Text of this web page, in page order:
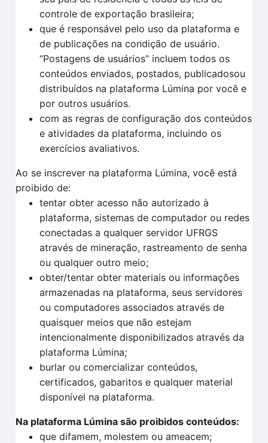
controle de exportação brasileira;
que é responsável pelo uso da plataforma e
de publicações na condição de usuário.
“Postagens de usuários” incluem todos os
conteúdos enviados, postados, publicadosou
distribuídos na plataforma Lúmina por você e
por outros usuários.
com as regras de configuração dos conteúdos
e atividades da plataforma, incluindo os
exercícios avaliativos.
Ao se inscrever na plataforma Lúmina, você está
proibido de:
tentar obter acesso não autorizado à
plataforma, sistemas de computador ou redes
conectadas a qualquer servidor UFRGS
através de mineração, rastreamento de senha
ou qualquer outro meio;
obter/tentar obter materiais ou informações
armazenadas na plataforma, seus servidores
ou computadores associados através de
quaisquer meios que não estejam
intencionalmente disponibilizados através da
plataforma Lúmina;
burlar ou comercializar conteúdos,
certificados, gabaritos e qualquer material
disponível na plataforma.
Na plataforma Lúmina são proibidos conteúdos:
que difamem, molestem ou ameacem;